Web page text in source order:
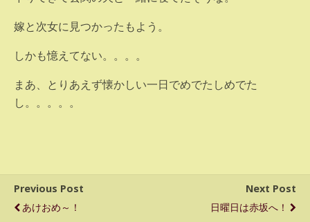
嫁と次女に見つかったもよう。
しかも憶えてない。。。。
まあ、とりあえず懐かしい一日でめでたしめでた
し。。。。。
Previous Post
あけおめ～！
Next Post
日曜日は赤坂へ！